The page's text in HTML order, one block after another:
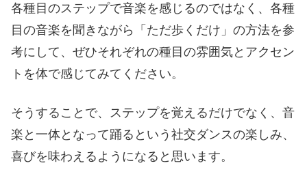
各種目のステップで音楽を感じるのではなく、各種
目の音楽を聞きながら「ただ歩くだけ」の方法を参
考にして、ぜひそれぞれの種目の雰囲気とアクセン
トを体で感じてみてください。
そうすることで、ステップを覚えるだけでなく、音
楽と一体となって踊るという社交ダンスの楽しみ、
喜びを味わえるようになると思います。